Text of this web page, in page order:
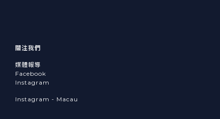
關注我們
媒體報導
Facebook
Instagram
Instagram - Macau